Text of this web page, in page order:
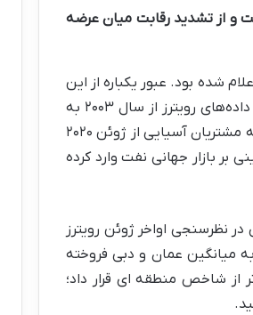
در هر بشکه پایین‌تر است و از تشدید رقابت میان عرضه
با صرف ۹٫۵ دلاری اعلام شده بود. عبور یکباره از این
صرف قیمت و ورود به محدوده تخفیف، بزرگ‌ترین کاهش ماهانه ثبت شده در داده‌های رویترز از سال ۲۰۰۳ به
شمار می‌رود. قیمت جدید همچنین پایین‌ترین سطح رسمی فروش عرب لایت به مشتریان آسیایی از ژوئن ۲۰۲۰
بازار جهانی نفت وارد کرده
نظرسنجی اواخر ژوئن رویترز
برای اوت با صرف قیمت ۱٫۵ تا ۳ دلار نسبت به میانگین عمان و دبی فروخته
نه در محدوده صرف قیمت، بلکه ۱٫۵ دلار پایین‌تر از شاخص منطقه ای قرار داد؛